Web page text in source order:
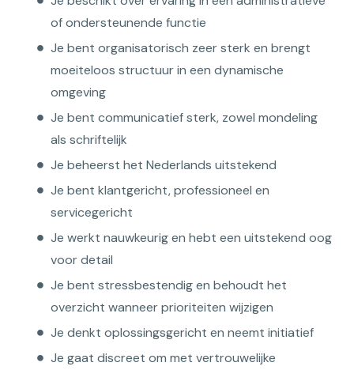
of ondersteunende functie
Je bent organisatorisch zeer sterk en brengt
moeiteloos structuur in een dynamische
omgeving
Je bent communicatief sterk, zowel mondeling
als schriftelijk
Je beheerst het Nederlands uitstekend
Je bent klantgericht, professioneel en
servicegericht
Je werkt nauwkeurig en hebt een uitstekend oog
voor detail
Je bent stressbestendig en behoudt het
overzicht wanneer prioriteiten wijzigen
Je denkt oplossingsgericht en neemt initiatief
Je gaat discreet om met vertrouwelijke